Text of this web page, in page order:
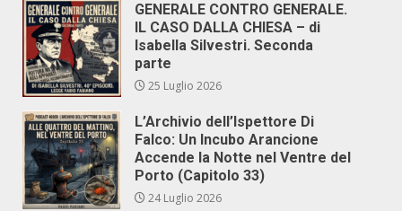
GENERALE CONTRO GENERALE.
IL CASO DALLA CHIESA – di
Isabella Silvestri. Seconda
parte
25 Luglio 2026
L’Archivio dell’Ispettore Di
Falco: Un Incubo Arancione
Accende la Notte nel Ventre del
Porto (Capitolo 33)
24 Luglio 2026